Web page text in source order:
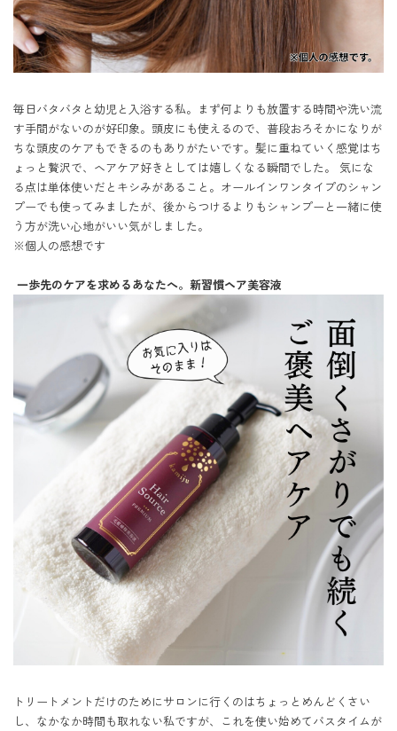
毎日バタバタと幼児と入浴する私。まず何よりも放置する時間や洗い流
す手間がないのが好印象。頭皮にも使えるので、普段おろそかになりが
ちな頭皮のケアもできるのもありがたいです。髪に重ねていく感覚はち
ょっと贅沢で、ヘアケア好きとしては嬉しくなる瞬間でした。 気にな
る点は単体使いだとキシみがあること。オールインワンタイプのシャン
プーでも使ってみましたが、後からつけるよりもシャンプーと一緒に使
う方が洗い心地がいい気がしました。
※個人の感想です
一歩先のケアを求めるあなたへ。新習慣ヘア美容液
トリートメントだけのためにサロンに行くのはちょっとめんどくさい
し、なかなか時間も取れない私ですが、これを使い始めてバスタイムが